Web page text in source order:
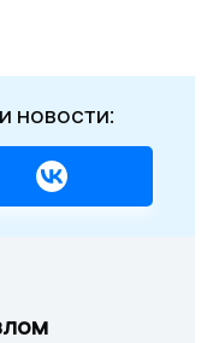
новости: